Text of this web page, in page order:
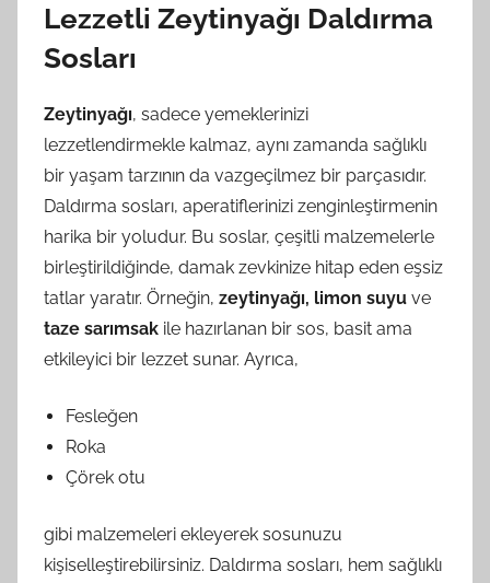
Lezzetli Zeytinyağı Daldırma
Sosları
Zeytinyağı, sadece yemeklerinizi
lezzetlendirmekle kalmaz, aynı zamanda sağlıklı
bir yaşam tarzının da vazgeçilmez bir parçasıdır.
Daldırma sosları, aperatiflerinizi zenginleştirmenin
harika bir yoludur. Bu soslar, çeşitli malzemelerle
birleştirildiğinde, damak zevkinize hitap eden eşsiz
tatlar yaratır. Örneğin, zeytinyağı, limon suyu ve
taze sarımsak ile hazırlanan bir sos, basit ama
etkileyici bir lezzet sunar. Ayrıca,
Fesleğen
Roka
Çörek otu
gibi malzemeleri ekleyerek sosunuzu
kişiselleştirebilirsiniz. Daldırma sosları, hem sağlıklı